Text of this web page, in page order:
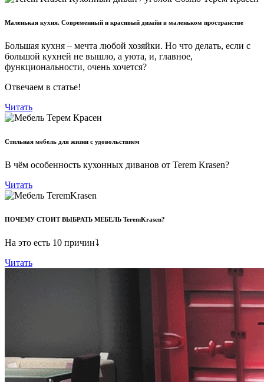
Маленькая кухня. Современный и красивый дизайн в маленьком пространстве
Большая кухня – мечта любой хозяйки. Но что делать, если с
большой кухней не вышло, а уюта, и, главное,
функциональности, очень хочется?
Отвечаем в статье!
Читать
Стильная мебель для жизни с удовольствием
В чём особенность кухонных диванов от Terem Krasen?
Читать
ПОЧЕМУ СТОИТ ВЫБРАТЬ МЕБЕЛЬ TeremKrasen?
На это есть 10 причин⤵
Читать